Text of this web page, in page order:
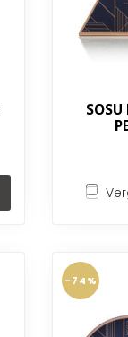
SOSU
-74%